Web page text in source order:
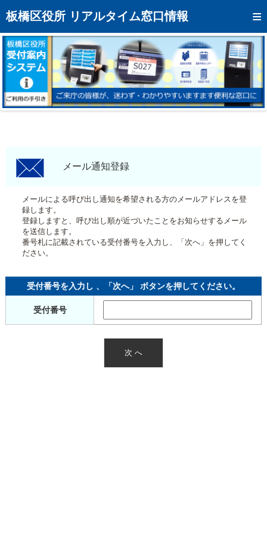
板橋区役所 リアルタイム窓口情報
トップページへ
混雑予想カレンダー
リアルタイム混雑状況
リアルタイム受付番号状況
メール通知登録
モバイルサイト
区役所フロアマップ
メール通知登録
メールによる呼び出し通知を希望される方のメールアドレスを登
録します。
登録しますと、呼び出し順が近づいたことをお知らせするメール
を送信します。
番号札に記載されている受付番号を入力し、「次へ」を押してく
ださい。
受付番号を入力し 、「次へ」 ボタンを押してください。
受付番号